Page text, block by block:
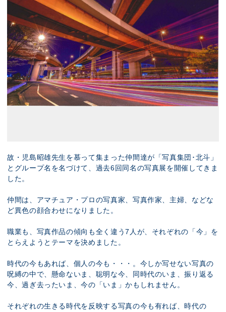
故・児島昭雄先生を慕って集まった仲間達が「写真集団･北斗」
とグループ名を名づけて、過去6回同名の写真展を開催してきま
した。
仲間は、アマチュア・プロの写真家、写真作家、主婦、などな
ど異色の顔合わせになりました。
職業も、写真作品の傾向も全く違う7人が、それぞれの「今」を
とらえようとテーマを決めました。
時代の今もあれば、個人の今も・・・。今しか写せない写真の
呪縛の中で、懸命ないま、聡明な今、同時代のいま、振り返る
今、過ぎ去ったいま、今の「いま」かもしれません。
それぞれの生きる時代を反映する写真の今も有れば、時代の